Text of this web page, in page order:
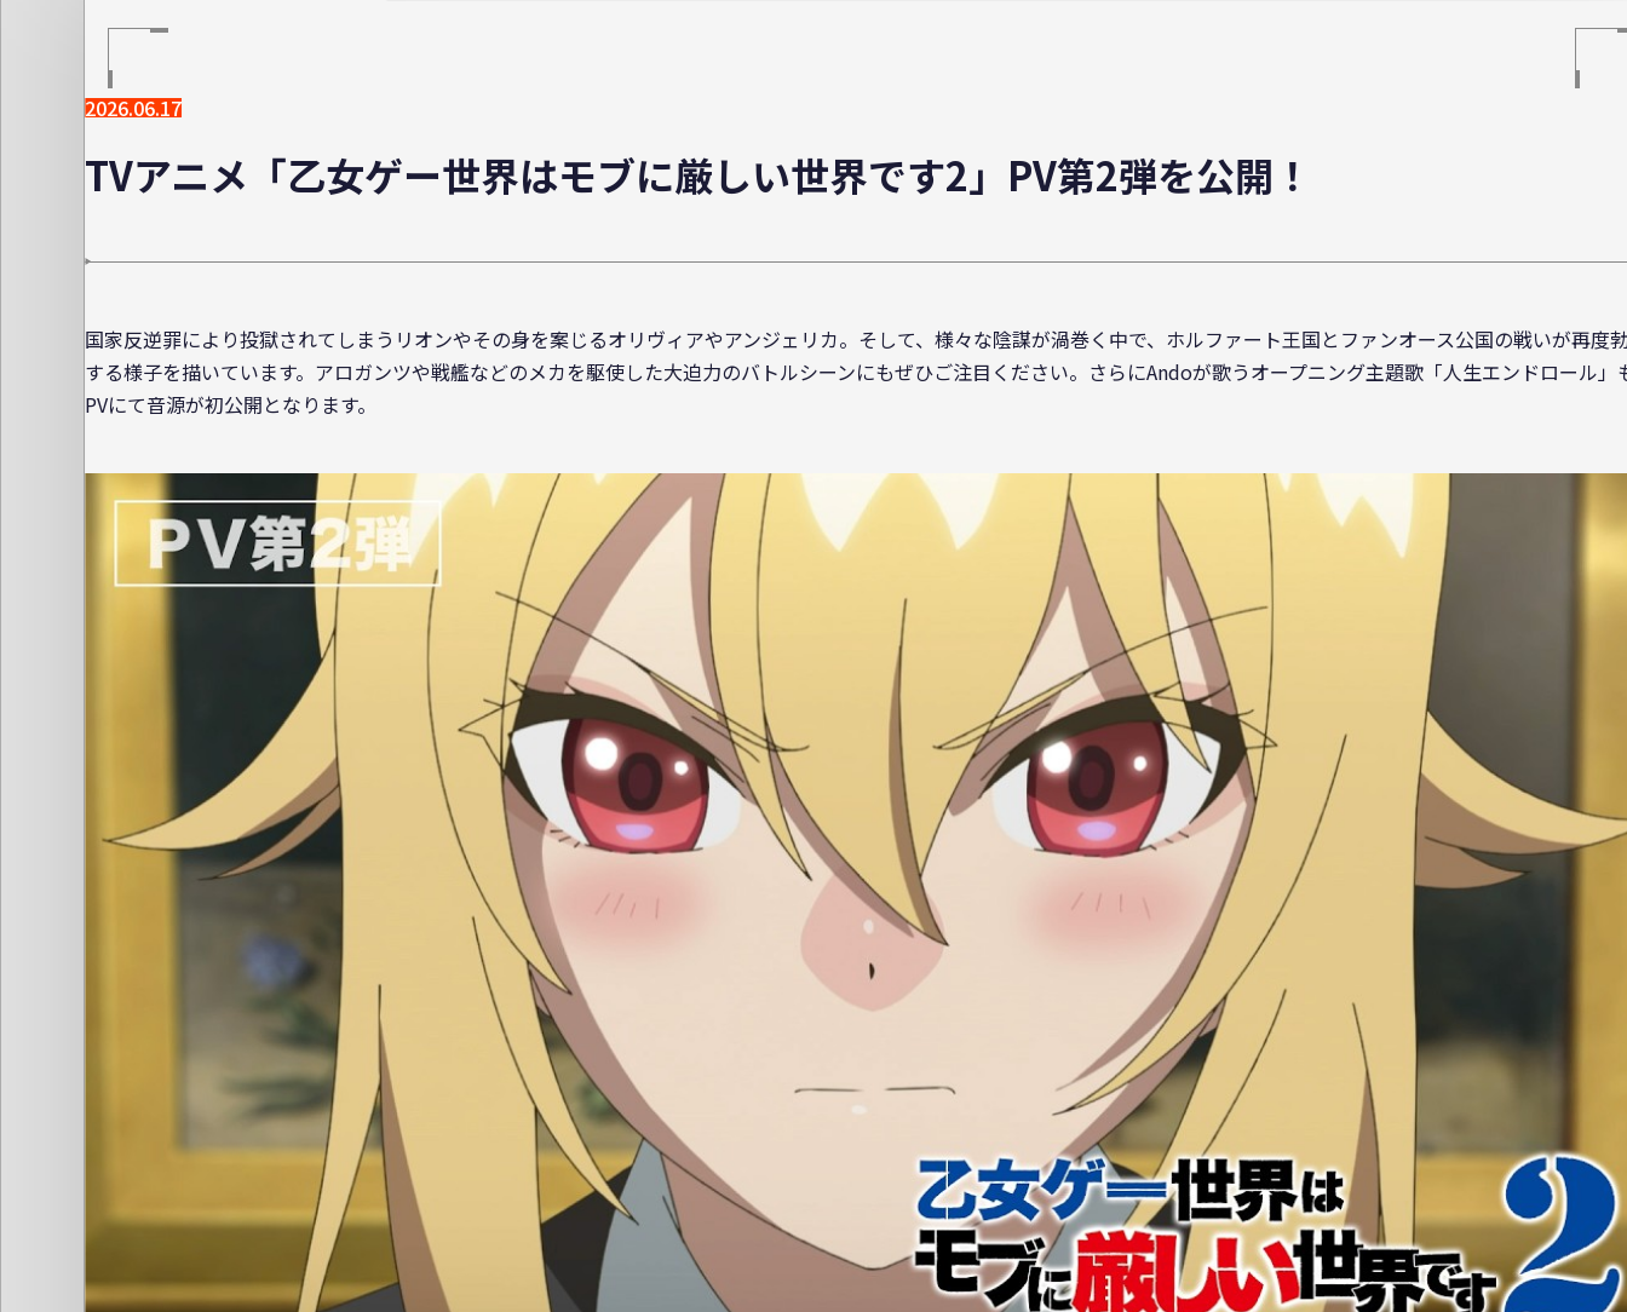
2026.06.17
TVアニメ「乙女ゲー世界はモブに厳しい世界です2」PV第2弾を公開！
国家反逆罪により投獄されてしまうリオンやその身を案じるオリヴィアやアンジェリカ。そして、様々な陰謀が渦巻く中で、ホルファート王国とファンオース公国の戦いが再度
する様子を描いています。アロガンツや戦艦などのメカを駆使した大迫力のバトルシーンにもぜひご注目ください。さらにAndoが歌うオープニング主題歌「人生エンドロール」
PVにて音源が初公開となります。